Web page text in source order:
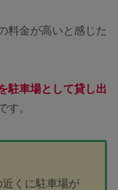
料金が高いと感じた
駐車場として貸し出
す。
くに駐車場が